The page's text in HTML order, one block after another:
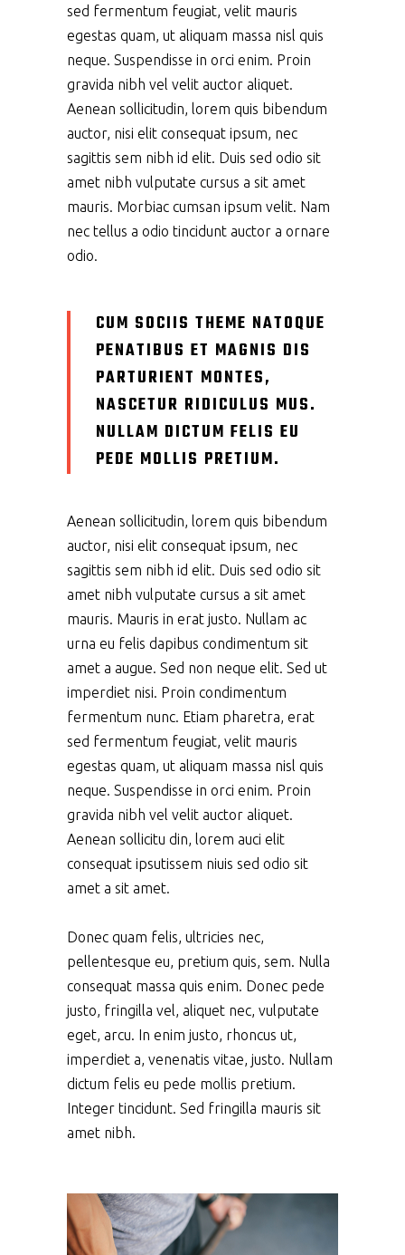
sed fermentum feugiat, velit mauris
egestas quam, ut aliquam massa nisl quis
neque. Suspendisse in orci enim. Proin
gravida nibh vel velit auctor aliquet.
Aenean sollicitudin, lorem quis bibendum
auctor, nisi elit consequat ipsum, nec
sagittis sem nibh id elit. Duis sed odio sit
amet nibh vulputate cursus a sit amet
mauris. Morbiac cumsan ipsum velit. Nam
nec tellus a odio tincidunt auctor a ornare
odio.
CUM SOCIIS THEME NATOQUE
PENATIBUS ET MAGNIS DIS
PARTURIENT MONTES,
NASCETUR RIDICULUS MUS.
NULLAM DICTUM FELIS EU
PEDE MOLLIS PRETIUM.
Aenean sollicitudin, lorem quis bibendum
auctor, nisi elit consequat ipsum, nec
sagittis sem nibh id elit. Duis sed odio sit
amet nibh vulputate cursus a sit amet
mauris. Mauris in erat justo. Nullam ac
urna eu felis dapibus condimentum sit
amet a augue. Sed non neque elit. Sed ut
imperdiet nisi. Proin condimentum
fermentum nunc. Etiam pharetra, erat
sed fermentum feugiat, velit mauris
egestas quam, ut aliquam massa nisl quis
neque. Suspendisse in orci enim. Proin
gravida nibh vel velit auctor aliquet.
Aenean sollicitu din, lorem auci elit
consequat ipsutissem niuis sed odio sit
amet a sit amet.
Donec quam felis, ultricies nec,
pellentesque eu, pretium quis, sem. Nulla
consequat massa quis enim. Donec pede
justo, fringilla vel, aliquet nec, vulputate
eget, arcu. In enim justo, rhoncus ut,
imperdiet a, venenatis vitae, justo. Nullam
dictum felis eu pede mollis pretium.
Integer tincidunt. Sed fringilla mauris sit
amet nibh.